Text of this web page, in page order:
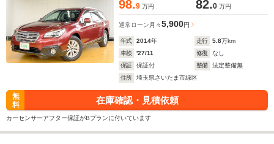
98.9 万円 82.0 万円
通常ローン 月々5,900円
年式 2014年 走行 5.8万km
車検
'27/11 修復
なし
保証
保証付 整備
法定整備無
住所
埼玉県さいたま市緑区
無
料
在庫確認・見積依頼
カーセンサーアフター保証がBプランに付いています